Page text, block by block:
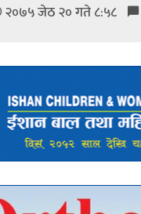
२०७५ जेठ २० गते ८:५८